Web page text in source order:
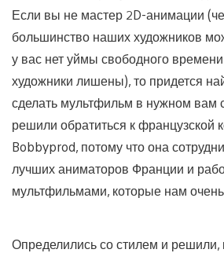
Если вы не мастер 2D-анимации
большинство наших художников
у вас нет уймы свободного
художники лишены), то придется
сделать мультфильм в нужном вам
решили обратиться к французской
Bobbyprod, потому что она
лучших аниматоров Франции и
мультфильмами, которые нам очень
Определились со стилем и решили,